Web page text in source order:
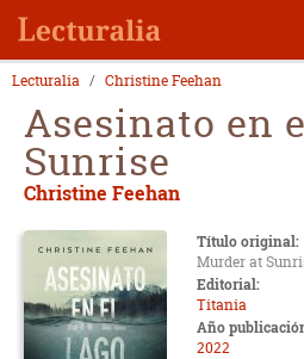
Lecturalia Christine Feehan
Asesinato en
Sunrise
Christine Feehan
Título original:
Murder at
Editorial:
Titania
Año
2022